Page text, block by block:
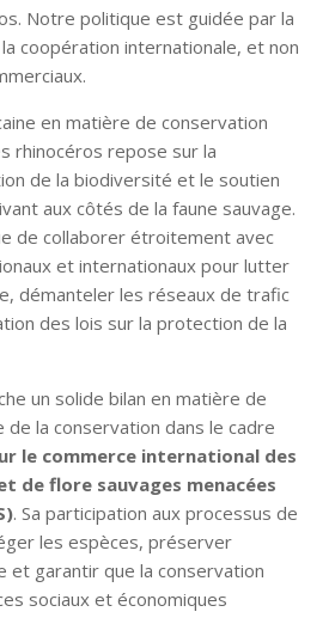
Notre politique est guidée par la
coopération internationale, et non
en matière de conservation
rhinocéros repose sur la
de la biodiversité et le soutien
aux côtés de la faune sauvage.
de collaborer étroitement avec
et internationaux pour lutter
démanteler les réseaux de trafic
des lois sur la protection de la
un solide bilan en matière de
la conservation dans le cadre
le commerce international des
de flore sauvages menacées
. Sa participation aux processus de
les espèces, préserver
et garantir que la conservation
sociaux et économiques